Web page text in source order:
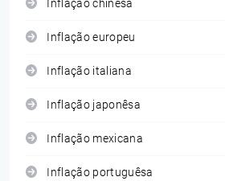
Inflação chinêsa
Inflação europeu
Inflação italiana
Inflação japonêsa
Inflação mexicana
Inflação portuguêsa